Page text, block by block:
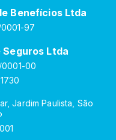
Benefícios Ltda
97
Ltda
0001-00
Jardim Paulista, São